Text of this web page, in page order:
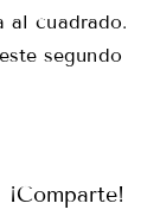
al cuadrado.
segundo
¡Comparte!